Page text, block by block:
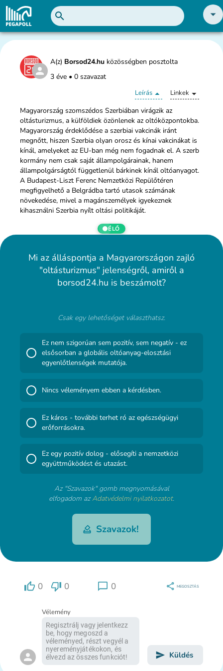
A(z) Borsod24.hu közösségben posztolta
3 éve • 0 szavazat
Leírás Linkek
Magyarország szomszédos Szerbiában virágzik az
oltásturizmus, a külföldiek özönlenek az oltóközpontokba.
Magyarország érdeklődése a szerbiai vakcinák iránt
megnőtt, hiszen Szerbia olyan orosz és kínai vakcinákat is
kínál, amelyeket az EU-ban még nem fogadnak el. A szerb
kormány nem csak saját állampolgárainak, hanem
állampolgárságtól függetlenül bárkinek kínál oltóanyagot.
A Budapest-Liszt Ferenc Nemzetközi Repülőtéren
megfigyelhető a Belgrádba tartó utasok számának
növekedése, mivel a magánszemélyek igyekeznek
kihasználni Szerbia nyílt oltási politikáját.
ÉLŐ
Mi az álláspontja a Magyarországon zajló
"oltásturizmus" jelenségről, amiről a
borsod24.hu is beszámolt?
Csak egy lehetőséget választhatsz.
Ez nem szigorúan sem pozitív, sem negatív - ez
elsősorban a globális oltóanyag-elosztási
egyenlőtlenségek mutatója.
Nincs véleményem ebben a kérdésben.
Ez káros - további terhet ró az egészségügyi
erőforrásokra.
Ez egy pozitív dolog - elősegíti a nemzetközi
együttműködést és utazást.
Az "Szavazok" gomb megnyomásával
elfogadom azAdatvédelmi nyilatkozatot.
Szavazok!
0 0 0 MEGOSZTÁS
Vélemény
Küldés